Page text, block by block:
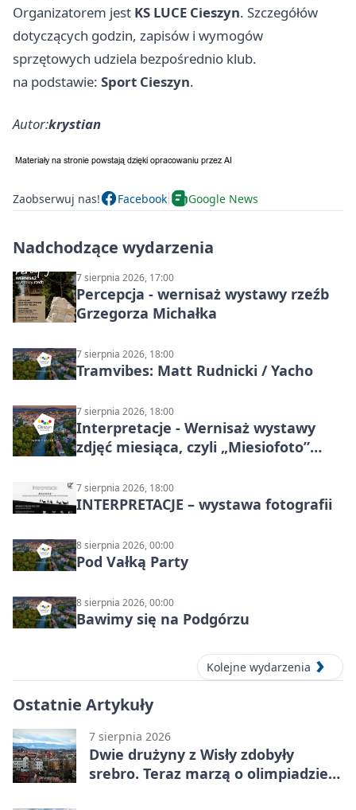
Organizatorem jest KS LUCE Cieszyn. Szczegółów
dotyczących godzin, zapisów i wymogów
sprzętowych udziela bezpośrednio klub.
na podstawie: Sport Cieszyn.
Autor:krystian
Zaobserwuj nas! Facebook Google News
Nadchodzące wydarzenia
7 sierpnia 2026, 17:00
Percepcja - wernisaż wystawy rzeźb
Grzegorza Michałka
7 sierpnia 2026, 18:00
Tramvibes: Matt Rudnicki / Yacho
7 sierpnia 2026, 18:00
Interpretacje - Wernisaż wystawy
zdjęć miesiąca, czyli „Miesiofoto”
Fotograficznego
7 sierpnia 2026, 18:00
INTERPRETACJE – wystawa fotografii
8 sierpnia 2026, 00:00
Pod Vałką Party
8 sierpnia 2026, 00:00
Bawimy się na Podgórzu
Kolejne wydarzenia
Ostatnie Artykuły
7 sierpnia 2026
Dwie drużyny z Wisły zdobyły
srebro. Teraz marzą o olimpiadzie